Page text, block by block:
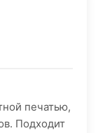
печатью,
Подходит